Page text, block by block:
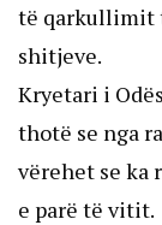
të qarkullimit
shitjeve.
Kryetari i
thotë se nga
vërehet se ka
e parë të vitit.